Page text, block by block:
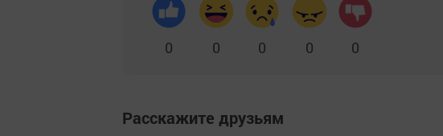
0 0 0 0 0
Расскажите друзьям